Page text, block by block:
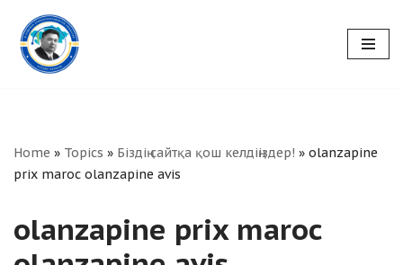
Skip
to
Home » Topics » Біздің сайтқа қош келдіңіздер! » olanzapine
prix maroc olanzapine avis
olanzapine prix maroc